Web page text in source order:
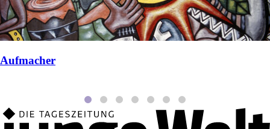
Aufmacher